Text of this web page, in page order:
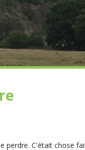
perdre. C'était chose